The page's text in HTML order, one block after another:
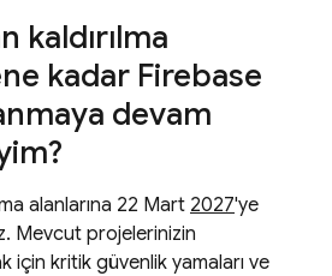
kaldırılma
kadar Firebase
devam
alanlarına 22 Mart 2027'ye
Mevcut projelerinizin
için kritik güvenlik yamaları ve